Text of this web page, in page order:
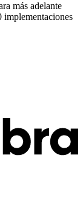
más adelante
implementaciones